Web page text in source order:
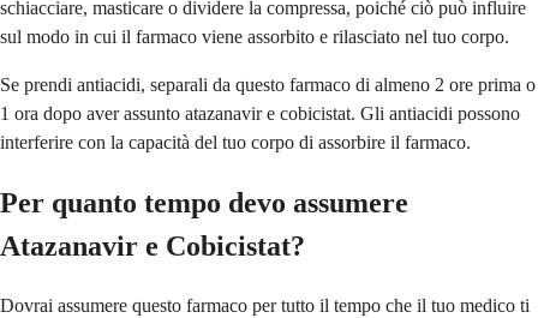
schiacciare, masticare o dividere la compressa, poiché ciò può influire
sul modo in cui il farmaco viene assorbito e rilasciato nel tuo corpo.
Se prendi antiacidi, separali da questo farmaco di almeno 2 ore prima o
1 ora dopo aver assunto atazanavir e cobicistat. Gli antiacidi possono
interferire con la capacità del tuo corpo di assorbire il farmaco.
Per quanto tempo devo assumere
Atazanavir e Cobicistat?
Dovrai assumere questo farmaco per tutto il tempo che il tuo medico ti